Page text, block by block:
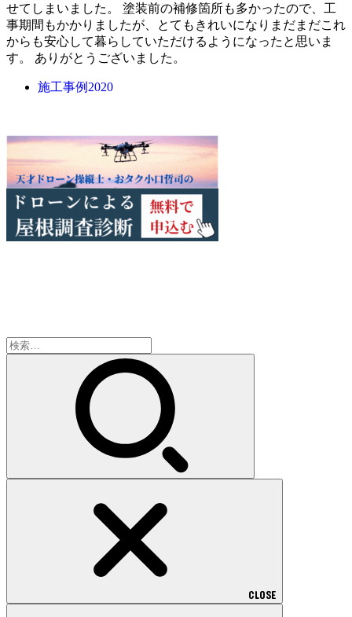
せてしまいました。 塗装前の補修箇所も多かったので、工
事期間もかかりましたが、とてもきれいになりまだまだこれ
からも安心して暮らしていただけるようになったと思いま
す。 ありがとうございました。
施工事例2020
検
索:
CLOSE